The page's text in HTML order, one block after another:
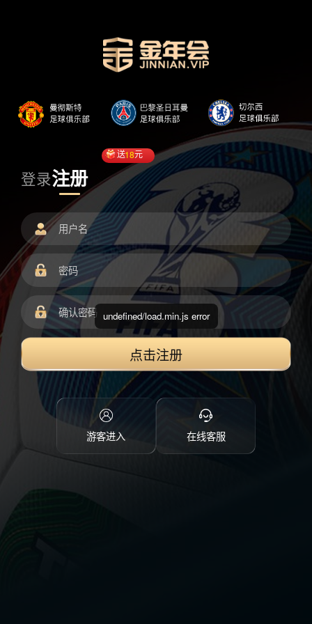
登录注册
送18元
点击注册
游客进入 在线客服
undefined/load.min.js error